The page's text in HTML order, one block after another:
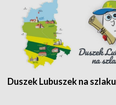
Duszek Lubuszek na szlaku